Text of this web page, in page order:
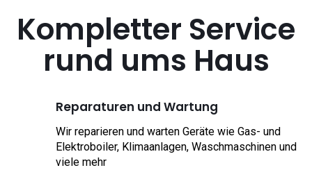
Kompletter Service
rund ums Haus
Reparaturen und Wartung
Wir reparieren und warten Geräte wie Gas- und
Elektroboiler, Klimaanlagen, Waschmaschinen und
viele mehr